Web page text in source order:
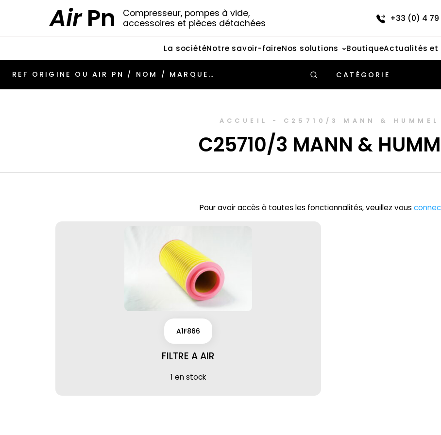
AirPn
Compresseur, pompes à vide,
accessoires et pièces détachées
+33 (0) 4 79
La sociétéNotre savoir-faireNos solutions BoutiqueActualités et
CATÉGORIE
ACCUEIL - C25710/3 MANN & HUMMEL
C25710/3 MANN &
Pour avoir accès à toutes les fonctionnalités, veuillez vous
A1F866
FILTRE A AIR
1 en stock